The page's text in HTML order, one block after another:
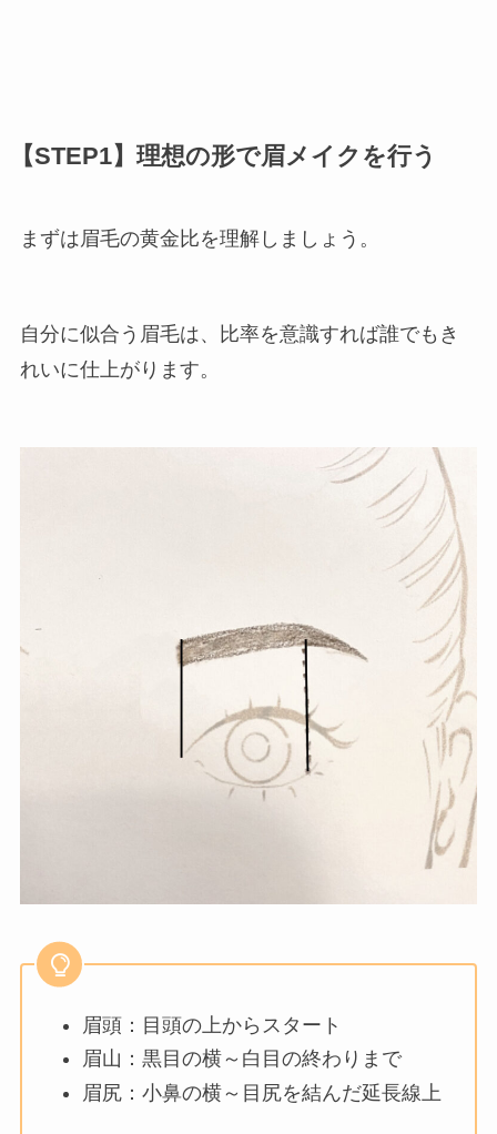
【STEP1】理想の形で眉メイクを行う
まずは眉毛の黄金比を理解しましょう。
自分に似合う眉毛は、比率を意識すれば誰でもき
れいに仕上がります。
眉頭：目頭の上からスタート
眉山：黒目の横～白目の終わりまで
眉尻：小鼻の横～目尻を結んだ延長線上